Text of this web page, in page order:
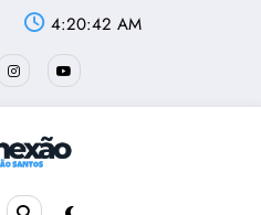
4:20:42 AM